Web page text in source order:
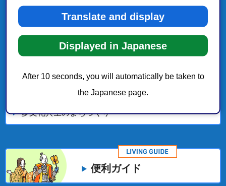
Translate and display
Displayed in Japanese
After 10 seconds, you will automatically be taken to
the Japanese page.
観光・文化・スポーツ
姉妹都市・友好都市(Sister Cities)
多文化共生のまちづくり
便利ガイド